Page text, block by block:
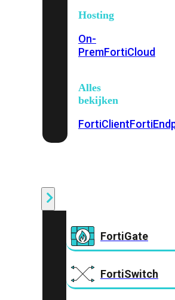
Hosting
On-
PremFortiCloud
Alles
bekijken
FortiClient
FortiGate
FortiSwitch